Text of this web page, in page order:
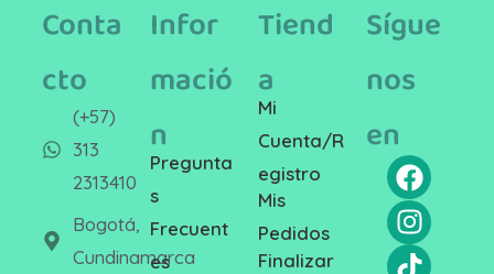
Conta
cto
(+57)
313
2313410
Bogotá,
Cundinamarca
Infor
mació
n
Pregunta
s
Frecuent
es
Tiend
a
Mi
Cuenta/R
egistro
Mis
Pedidos
Finalizar
Sígue
nos
en